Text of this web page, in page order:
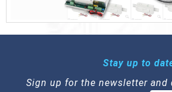
Stay up to
Sign up for the newsletter